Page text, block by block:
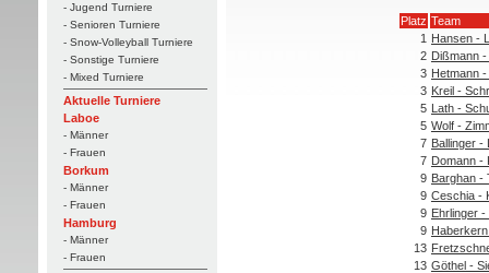
- Jugend Turniere
- Senioren Turniere
- Snow-Volleyball Turniere
- Sonstige Turniere
- Mixed Turniere
Aktuelle Turniere
Laboe
- Männer
- Frauen
Borkum
- Männer
- Frauen
Hamburg
- Männer
- Frauen
Platz Team
1 Hansen -
2 Dißmann
3 Hetmann
3 Kreil -
5 Lath -
5 Wolf -
7 Ballinger -
7 Domann -
9 Barghan -
9 Ceschia -
9 Ehrlinger -
9
13
13 Göthel -